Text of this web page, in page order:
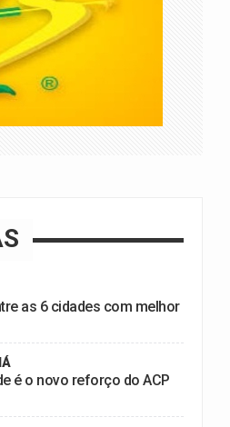
as 6 cidades com melhor
é o novo reforço do ACP